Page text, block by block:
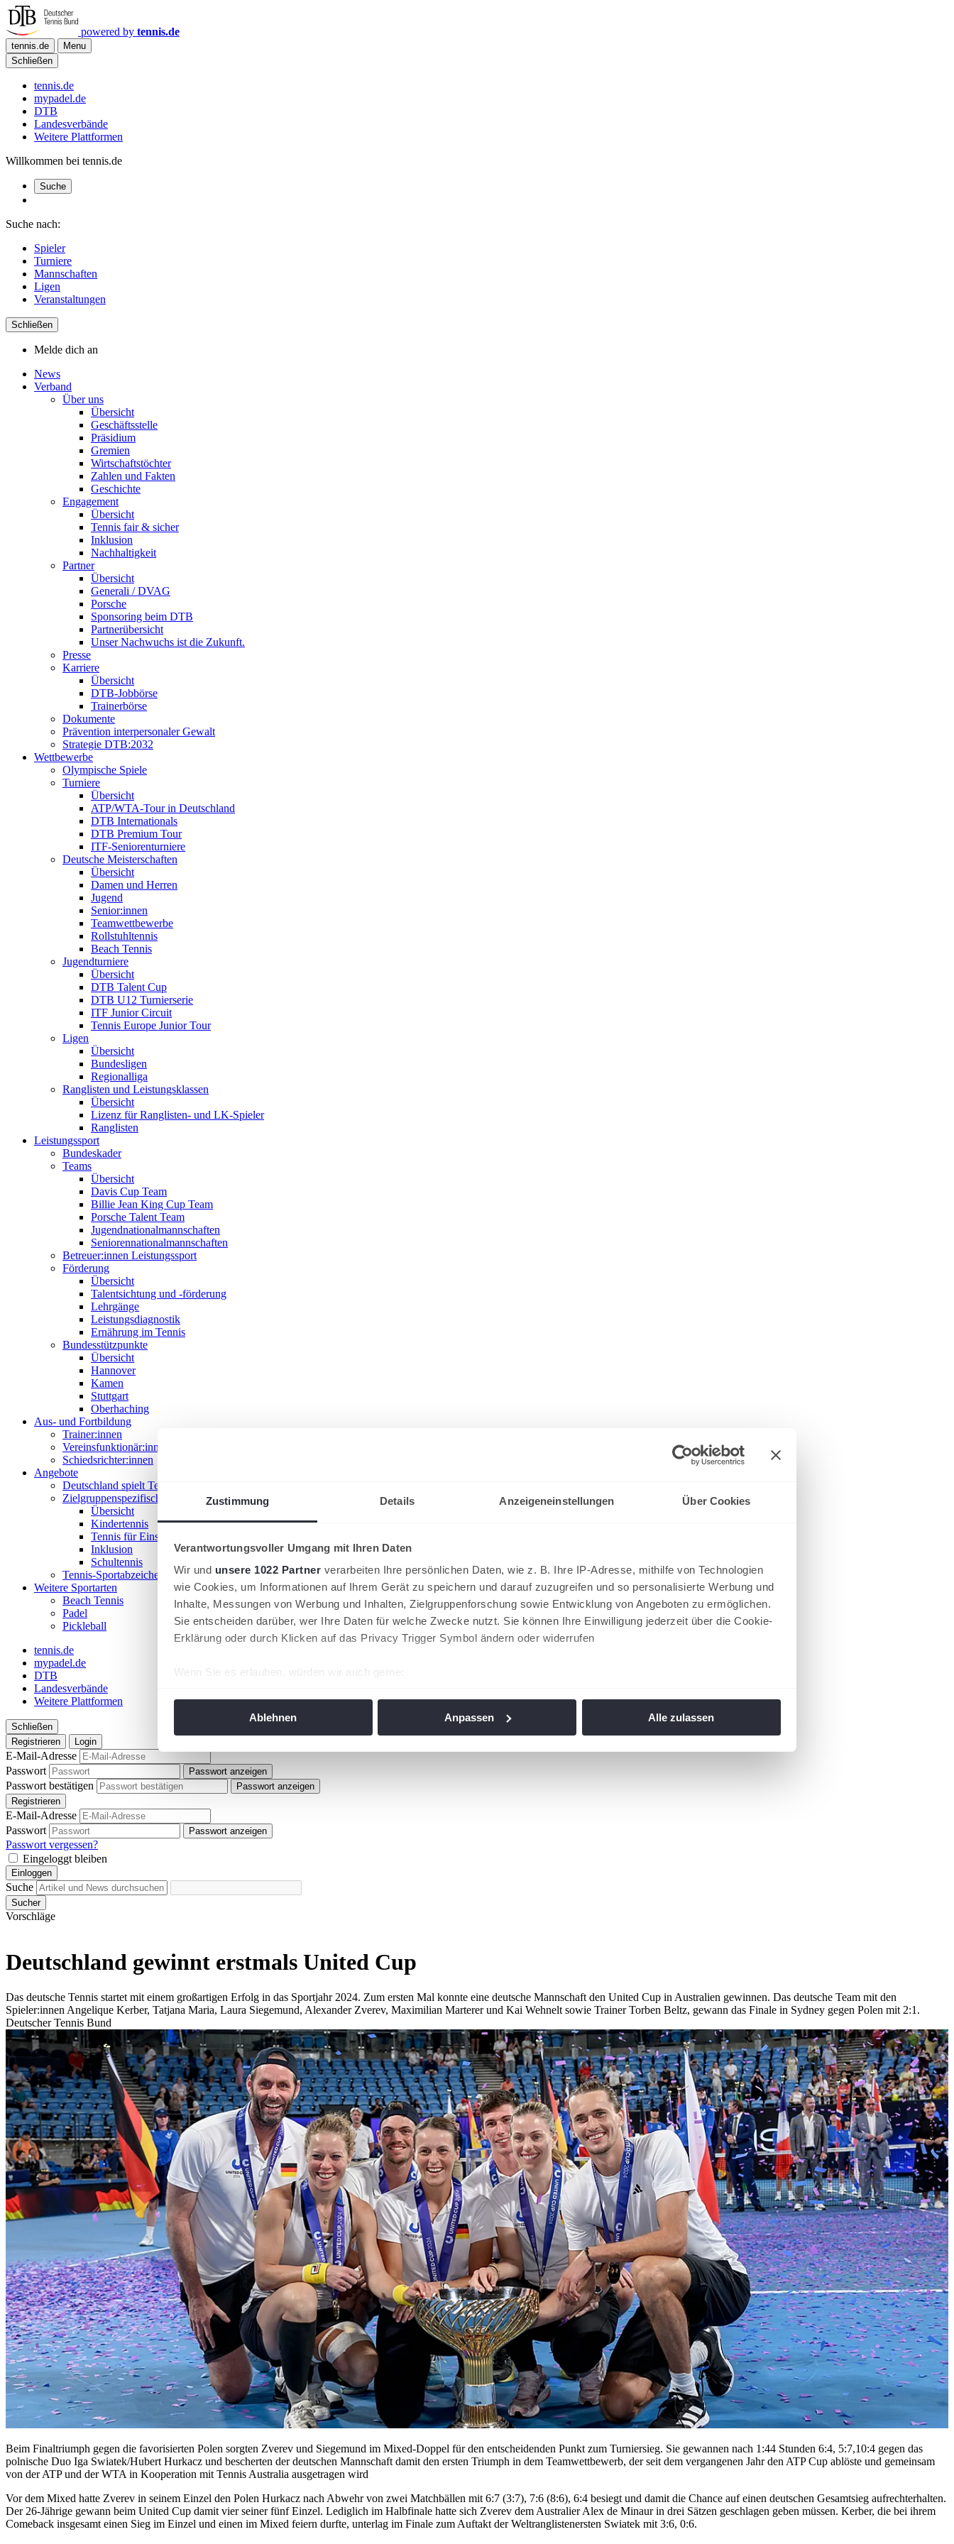
Zustimmung Details Anzeigeneinstellungen Über Cookies
Verantwortungsvoller Umgang mit Ihren Daten
Wir und unsere 1022 Partner verarbeiten Ihre persönlichen Daten, wie z. B. Ihre IP-Adresse, mithilfe von Technologien
wie Cookies, um Informationen auf Ihrem Gerät zu speichern und darauf zuzugreifen und so personalisierte Werbung und
Inhalte, Messungen von Werbung und Inhalten, Zielgruppenforschung sowie Entwicklung von Angeboten zu ermöglichen.
Sie entscheiden darüber, wer Ihre Daten für welche Zwecke nutzt. Sie können Ihre Einwilligung jederzeit über die Cookie-
Erklärung oder durch Klicken auf das Privacy Trigger Symbol ändern oder widerrufen
Wenn Sie es erlauben, würden wir auch gerne:
Wir verwenden Cookies, um Inhalte und Anzeigen zu personalisieren, Funktionen für soziale Medien anbieten zu können
und die Zugriffe auf unsere Website zu analysieren. Außerdem geben wir Informationen zu Ihrer Verwendung unserer
möglicherweise mit weiteren Daten zusammen, die Sie ihnen bereitgestellt haben oder die sie im Rahmen Ihrer Nutzung
Ablehnen Anpassen Alle zulassen
powered by tennis.de
tennis.de
Menu
Schließen
tennis.de
mypadel.de
DTB
Landesverbände
Weitere Plattformen
Willkommen bei tennis.de
Suche
Suche nach:
Spieler
Turniere
Mannschaften
Ligen
Veranstaltungen
Schließen
Melde dich an
News
Verband
Über uns
Übersicht
Geschäftsstelle
Präsidium
Gremien
Wirtschaftstöchter
Zahlen und Fakten
Geschichte
Engagement
Übersicht
Tennis fair & sicher
Inklusion
Nachhaltigkeit
Partner
Übersicht
Generali / DVAG
Porsche
Sponsoring beim DTB
Partnerübersicht
Unser Nachwuchs ist die Zukunft.
Presse
Karriere
Übersicht
DTB-Jobbörse
Trainerbörse
Dokumente
Prävention interpersonaler Gewalt
Strategie DTB:2032
Wettbewerbe
Olympische Spiele
Turniere
Übersicht
ATP/WTA-Tour in Deutschland
DTB Internationals
DTB Premium Tour
ITF-Seniorenturniere
Deutsche Meisterschaften
Übersicht
Damen und Herren
Jugend
Senior:innen
Teamwettbewerbe
Rollstuhltennis
Beach Tennis
Jugendturniere
Übersicht
DTB Talent Cup
DTB U12 Turnierserie
ITF Junior Circuit
Tennis Europe Junior Tour
Ligen
Übersicht
Bundesligen
Regionalliga
Ranglisten und Leistungsklassen
Übersicht
Lizenz für Ranglisten- und LK-Spieler
Ranglisten
Leistungssport
Bundeskader
Teams
Übersicht
Davis Cup Team
Billie Jean King Cup Team
Porsche Talent Team
Jugendnationalmannschaften
Seniorennationalmannschaften
Betreuer:innen Leistungssport
Förderung
Übersicht
Talentsichtung und -förderung
Lehrgänge
Leistungsdiagnostik
Ernährung im Tennis
Bundesstützpunkte
Übersicht
Hannover
Kamen
Stuttgart
Oberhaching
Aus- und Fortbildung
Trainer:innen
Vereinsfunktionär:innen
Schiedsrichter:innen
Angebote
Deutschland spielt Tennis
Zielgruppenspezifische Angebote
Übersicht
Kindertennis
Tennis für Einsteiger 18+
Inklusion
Schultennis
Tennis-Sportabzeichen
Weitere Sportarten
Beach Tennis
Padel
Pickleball
tennis.de
mypadel.de
DTB
Landesverbände
Weitere Plattformen
Schließen
Registrieren
Login
E-Mail-Adresse
Passwort
Passwort anzeigen
Passwort bestätigen
Passwort anzeigen
Registrieren
E-Mail-Adresse
Passwort
Passwort anzeigen
Passwort vergessen?
Eingeloggt bleiben
Einloggen
Suche
Sucher
Vorschläge
Deutschland gewinnt erstmals United Cup
Das deutsche Tennis startet mit einem großartigen Erfolg in das Sportjahr 2024. Zum ersten Mal konnte eine deutsche Mannschaft den United Cup in Australien gewinnen. Das deutsche Team mit den
Spieler:innen Angelique Kerber, Tatjana Maria, Laura Siegemund, Alexander Zverev, Maximilian Marterer und Kai Wehnelt sowie Trainer Torben Beltz, gewann das Finale in Sydney gegen Polen mit 2:1.
Deutscher Tennis Bund
Beim Finaltriumph gegen die favorisierten Polen sorgten Zverev und Siegemund im Mixed-Doppel für den entscheidenden Punkt zum Turniersieg. Sie gewannen nach 1:44 Stunden 6:4, 5:7,10:4 gegen das
polnische Duo Iga Swiatek/Hubert Hurkacz und bescherten der deutschen Mannschaft damit den ersten Triumph in dem Teamwettbewerb, der seit dem vergangenen Jahr den ATP Cup ablöste und gemeinsam
von der ATP und der WTA in Kooperation mit Tennis Australia ausgetragen wird
Vor dem Mixed hatte Zverev in seinem Einzel den Polen Hurkacz nach Abwehr von zwei Matchbällen mit 6:7 (3:7), 7:6 (8:6), 6:4 besiegt und damit die Chance auf einen deutschen Gesamtsieg aufrechterhalten.
Der 26-Jährige gewann beim United Cup damit vier seiner fünf Einzel. Lediglich im Halbfinale hatte sich Zverev dem Australier Alex de Minaur in drei Sätzen geschlagen geben müssen. Kerber, die bei ihrem
Comeback insgesamt einen Sieg im Einzel und einen im Mixed feiern durfte, unterlag im Finale zum Auftakt der Weltranglistenersten Swiatek mit 3:6, 0:6.